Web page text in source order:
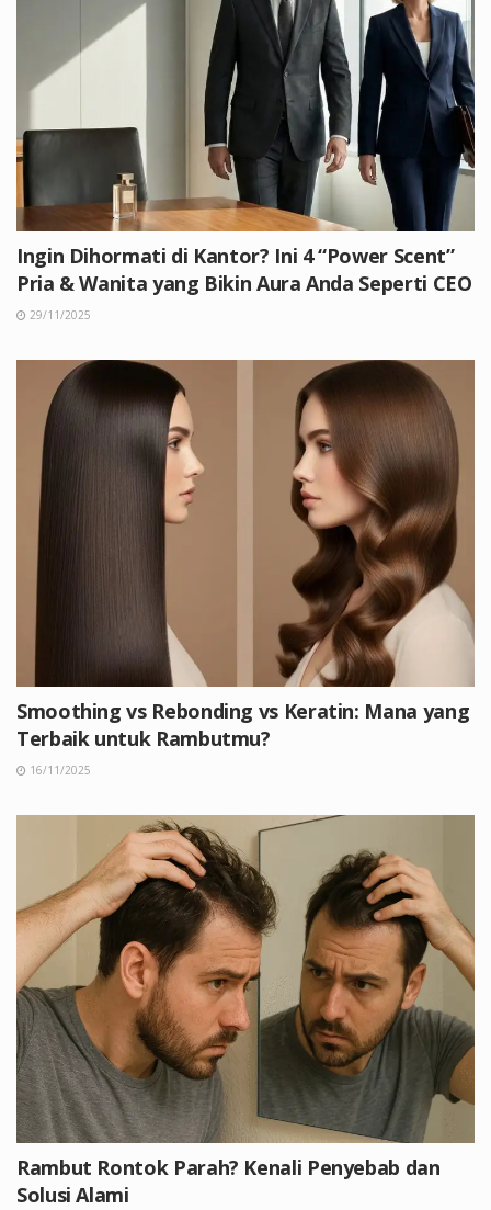
Ingin Dihormati di Kantor? Ini 4 “Power Scent”
Pria & Wanita yang Bikin Aura Anda Seperti CEO
29/11/2025
Smoothing vs Rebonding vs Keratin: Mana yang
Terbaik untuk Rambutmu?
16/11/2025
Rambut Rontok Parah? Kenali Penyebab dan
Solusi Alami